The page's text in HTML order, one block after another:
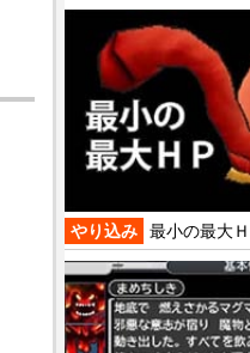
やり込み 最小の最大Ｈ